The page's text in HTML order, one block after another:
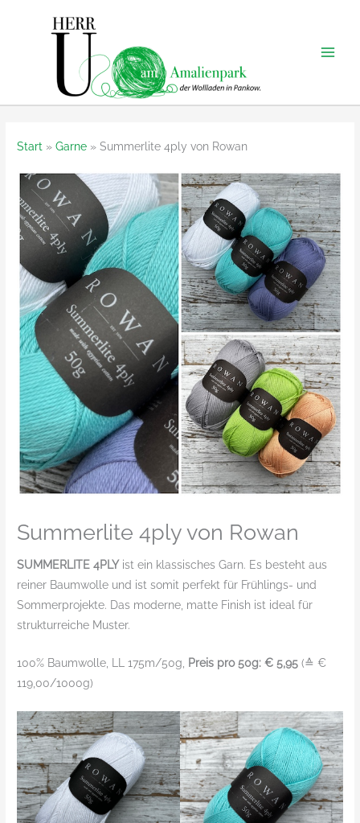
Start Garne Summerlite 4ply von Rowan
Summerlite 4ply von Rowan
SUMMERLITE 4PLY ist ein klassisches Garn. Es besteht aus
reiner Baumwolle und ist somit perfekt für Frühlings- und
Sommerprojekte. Das moderne, matte Finish ist ideal für
strukturreiche Muster.
100% Baumwolle, LL 175m/50g, Preis pro 50g: € 5,95 (≙ €
119,00/1000g)